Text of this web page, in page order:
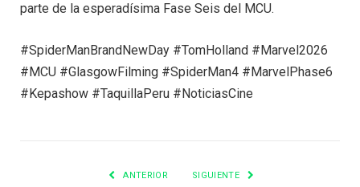
parte de la esperadísima Fase Seis del MCU.
#SpiderManBrandNewDay #TomHolland #Marvel2026
#MCU #GlasgowFilming #SpiderMan4 #MarvelPhase6
#Kepashow #TaquillaPeru #NoticiasCine
ANTERIOR SIGUIENTE